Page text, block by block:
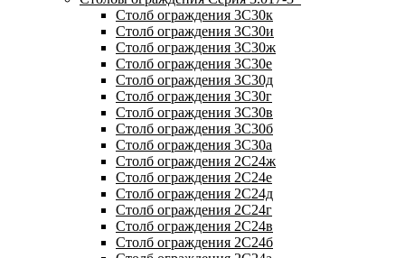
Столб ограждения 3С30к
Столб ограждения 3С30и
Столб ограждения 3С30ж
Столб ограждения 3С30е
Столб ограждения 3С30д
Столб ограждения 3С30г
Столб ограждения 3С30в
Столб ограждения 3С30б
Столб ограждения 3С30а
Столб ограждения 2С24ж
Столб ограждения 2С24е
Столб ограждения 2С24д
Столб ограждения 2С24г
Столб ограждения 2С24в
Столб ограждения 2С24б